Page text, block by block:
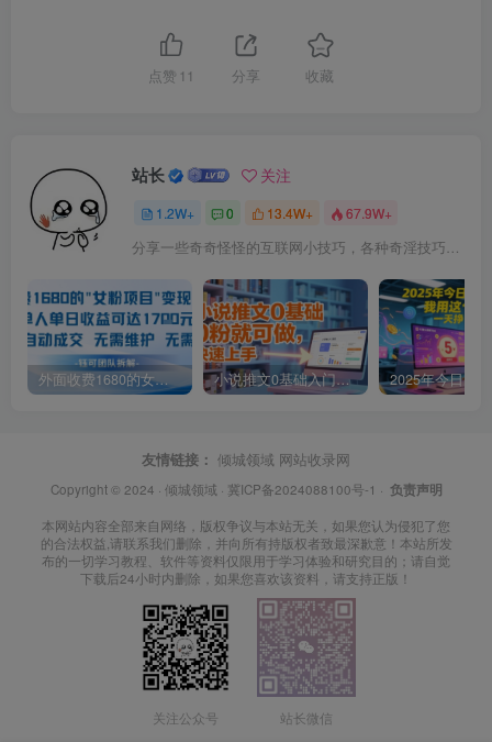
点赞 11 分享 收藏
站长 关注
1.2W+ 0 13.4W+ 67.9W+
外面收费1680的女粉项目变现，单人单日收益可达1.7k，全自动成交无需维护 小说推文0基础入门教程，0粉就可做，快速上手
友情链接： 倾城领域 网站收录网
Copyright © 2024 · 倾城领域 · 冀ICP备2024088100号-1 · 负责声明
本网站内容全部来自网络，版权争议与本站无关，如果您认为侵犯了您
的合法权益,请联系我们删除，并向所有持版权者致最深歉意！本站所发
布的一切学习教程、软件等资料仅限用于学习体验和研究目的；请自觉
下载后24小时内删除，如果您喜欢该资料，请支持正版！
关注公众号 站长微信